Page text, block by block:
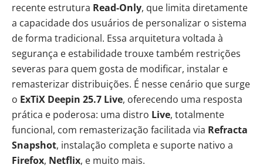
recente estrutura Read-Only, que limita diretamente
a capacidade dos usuários de personalizar o sistema
de forma tradicional. Essa arquitetura voltada à
segurança e estabilidade trouxe também restrições
severas para quem gosta de modificar, instalar e
remasterizar distribuições. É nesse cenário que surge
o ExTiX Deepin 25.7 Live, oferecendo uma resposta
prática e poderosa: uma distro Live, totalmente
funcional, com remasterização facilitada via Refracta
Snapshot, instalação completa e suporte nativo a
Firefox, Netflix, e muito mais.